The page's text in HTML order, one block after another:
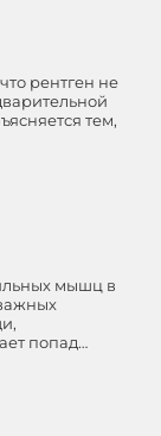
рентген не
тем,
мышц в
попад…